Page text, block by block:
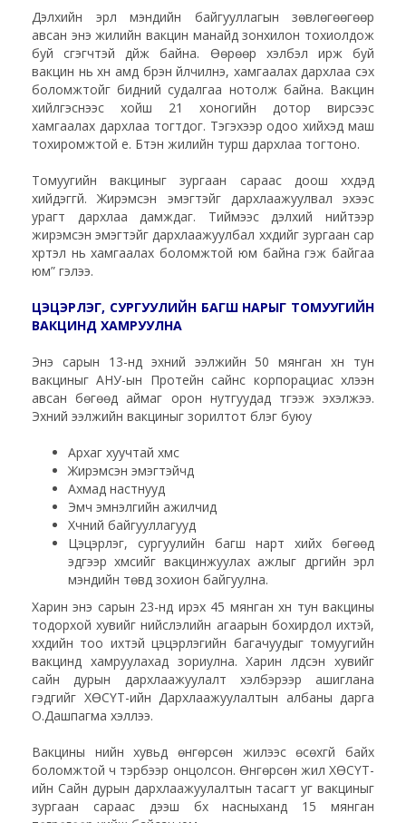
Дэлхийн эрүүл мэндийн байгууллагын зөвлөгөөгөөр
авсан энэ жилийн вакцин манайд зонхилон тохиолдож
буй үүсгэгчтэй дүйж байна. Өөрөөр хэлбэл ирж буй
вакцин нь хүн амд бүрэн үйлчилнэ, хамгаалах дархлаа үүсэх
боломжтойг бидний судалгаа нотолж байна. Вакцин
хийлгэснээс хойш 21 хоногийн дотор вирүсээс
хамгаалах дархлаа тогтдог. Тэгэхээр одоо хийхэд маш
тохиромжтой үе. Бүтэн жилийн турш дархлаа тогтоно.
Томуугийн вакциныг зургаан сараас доош хүүхдэд
хийдэггүй. Жирэмсэн эмэгтэйг дархлаажуулвал эхээс
урагт дархлаа дамждаг. Тиймээс дэлхий нийтээр
жирэмсэн эмэгтэйг дархлаажуулбал хүүхдийг зургаан сар
хүртэл нь хамгаалах боломжтой юм байна гэж байгаа
юм” гэлээ.
ЦЭЦЭРЛЭГ, СУРГУУЛИЙН БАГШ НАРЫГ ТОМУУГИЙН
ВАКЦИНД ХАМРУУЛНА
Энэ сарын 13-нд эхний ээлжийн 50 мянган хүн тун
вакциныг АНУ-ын Протейн сайнс корпорациас хүлээн
авсан бөгөөд аймаг орон нутгуудад түгээж эхэлжээ.
Эхний ээлжийн вакциныг зорилтот бүлэг буюу
Архаг хуучтай хүмүүс
Жирэмсэн эмэгтэйчүүд
Ахмад настнууд
Эмч эмнэлгийн ажилчид
Хүчний байгууллагууд
Цэцэрлэг, сургуулийн багш нарт хийх бөгөөд
эдгээр хүмүүсийг вакцинжуулах ажлыг дүүргийн эрүүл
мэндийн төвүүд зохион байгуулна.
Харин энэ сарын 23-нд ирэх 45 мянган хүн тун вакцины
тодорхой хувийг нийслэлийн агаарын бохирдол ихтэй,
хүүхдийн тоо ихтэй цэцэрлэгийн багачуудыг томуугийн
вакцинд хамруулахад зориулна. Харин үлдсэн хувийг
сайн дурын дархлаажуулалт хэлбэрээр ашиглана
гэдгийг ХӨСҮТ-ийн Дархлаажуулалтын албаны дарга
О.Дашпагма хэллээ.
Вакцины үнийн хувьд өнгөрсөн жилээс өсөхгүй байх
боломжтой ч тэрбээр онцолсон. Өнгөрсөн жил ХӨСҮТ-
ийн Сайн дурын дархлаажуулалтын тасагт уг вакциныг
зургаан сараас дээш бүх насныханд 15 мянган